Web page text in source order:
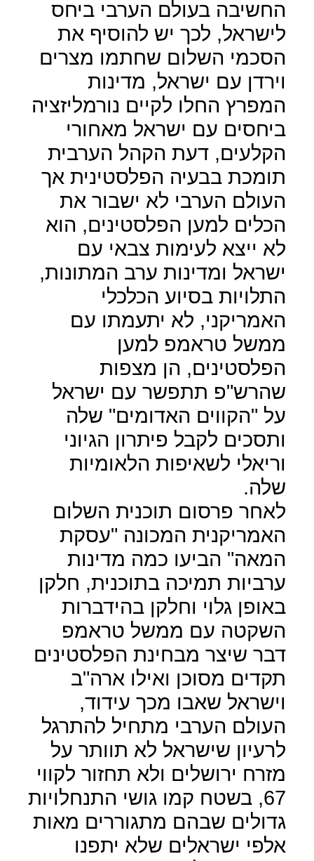
החשיבה בעולם הערבי ביחס
לישראל, לכך יש להוסיף את
הסכמי השלום שחתמו מצרים
וירדן עם ישראל, מדינות
המפרץ החלו לקיים נורמליזציה
ביחסים עם ישראל מאחורי
הקלעים, דעת הקהל הערבית
תומכת בבעיה הפלסטינית אך
העולם הערבי לא ישבור את
הכלים למען הפלסטינים, הוא
לא ייצא לעימות צבאי עם
ישראל ומדינות ערב המתונות,
התלויות בסיוע הכלכלי
האמריקני, לא יתעמתו עם
ממשל טראמפ למען
הפלסטינים, הן מצפות
שהרש"פ תתפשר עם ישראל
על "הקווים האדומים" שלה
ותסכים לקבל פיתרון הגיוני
וריאלי לשאיפות הלאומיות
שלה.
לאחר פרסום תוכנית השלום
האמריקנית המכונה "עסקת
המאה" הביעו כמה מדינות
ערביות תמיכה בתוכנית, חלקן
באופן גלוי וחלקן בהידברות
השקטה עם ממשל טראמפ
דבר שיצר מבחינת הפלסטינים
תקדים מסוכן ואילו ארה"ב
וישראל שאבו מכך עידוד,
העולם הערבי מתחיל להתרגל
לרעיון שישראל לא תוותר על
מזרח ירושלים ולא תחזור לקווי
67, בשטח קמו גושי התנחלויות
גדולים שבהם מתגוררים מאות
אלפי ישראלים שלא יתפנו